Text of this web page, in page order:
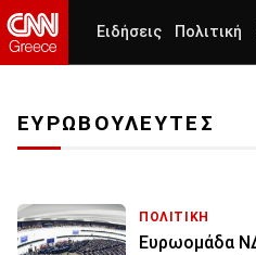
Ειδήσεις Πολιτική
ΕΥΡΩΒΟΥΛΕΥΤΕΣ
ΠΟΛΙΤΙΚΗ
Ευρωομάδα